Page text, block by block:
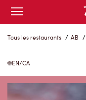
Skip
Content
Open
mobile
menu
Tous les restaurants / AB /
EN/CA